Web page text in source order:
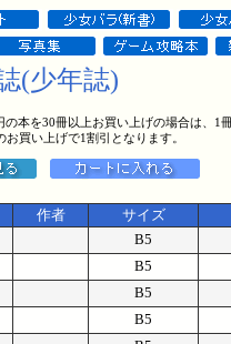
(少年誌)
本を30冊以上お買い上げの場合は、1
お買い上げで1割引となります。
作者 サイズ
B5
B5
B5
B5